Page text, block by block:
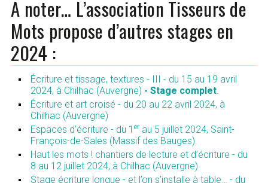
A noter… L’association Tisseurs de
Mots propose d’autres stages en
2024 :
Écriture et tissage, textures - III - du 15 au 19 avril
2024, à Chilhac (Auvergne) - Stage complet.
Écriture et art croisé - du 20 au 22 avril 2024, à
Chilhac (Auvergne)
Espaces d’écriture - du 1 erau 5 juillet 2024, Saint-
François-de-Sales (Massif des Bauges).
Haut les mots ! chantiers de lecture et d’écriture - du
8 au 12 juillet 2024, à Chilhac (Auvergne)
Stage écriture longue - et l’on s’installe à table… - du